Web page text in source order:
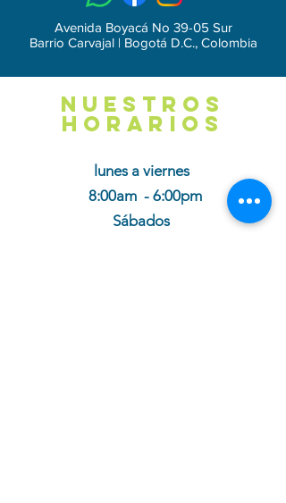
Avenida Boyacá No 39-05 Sur
Barrio Carvajal | Bogotá D.C., Colombia
NUESTROS
HORARIOS
lunes a viernes
8:00am - 6:00pm
Sábados